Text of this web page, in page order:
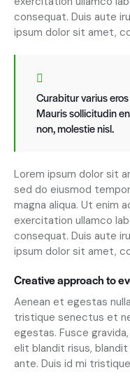
consequat. Duis aute
ipsum dolor sit amet,
Curabitur varius
Mauris sollicitudin
non, molestie nisl.
Lorem ipsum dolor sit
sed do eiusmod
magna aliqua. Ut enim
exercitation ullamco
consequat. Duis aute
ipsum dolor sit amet,
Creative approach to
Aenean et egestas
tristique senectus et
egestas. Fusce
elit blandit risus,
ante. Duis id mi